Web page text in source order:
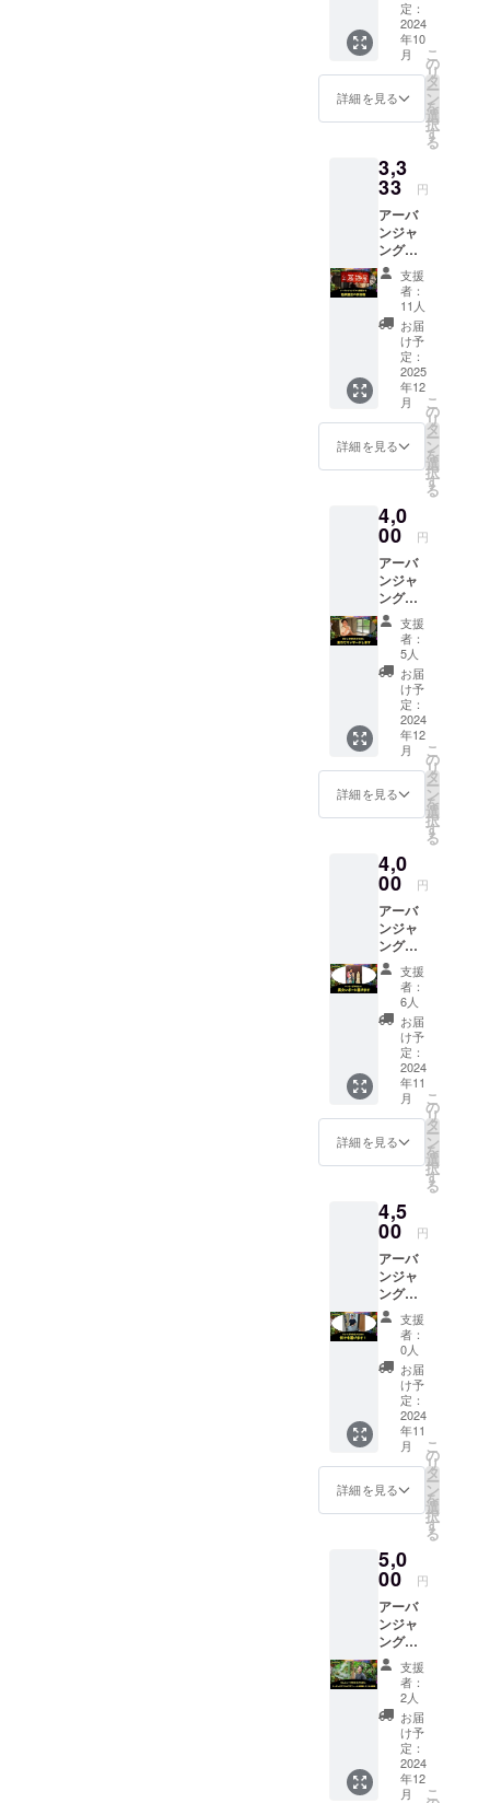
たしま
す。 ※
有効期
限：
2024年
12月末
内に限
定いた
します
（推
奨：駒
澤大
学・三
軒茶屋
域）。
※ご自身
の交通
費・当
日の飲
食費は
自己負
担とな
承くだ
さい。
満の者
による
飲酒は
法令で
禁止さ
れてい
ます。
20歳未
満の方
はこの
リター
ンを選
ませ
ん。
てもい
い権利
冷蔵庫
の中も
のを勝
手に
使って
もいい
（賞味
期限・
消費期
限が近
いもの
から使
いま
しょ
う） み
んなで
一緒に
食べる
とより
美味し
いで
す。 ＊
有効期
日
定：
2024
年10
月
詳細を見る
こ
の
リ
タ
ー
ン
を
選
択
す
る
3,3
33 円
アーバ
ンジャ
ングル
で初め
て開催
する色
欲屋台
の参加
権 １ド
リンク
１品付
き 予約
の方法
やその
他詳細
につい
メール
にてご
案内致
します
。 ＊有
効期
限：
2025年
12月末
日 ※食
べれな
いも
の、ア
レル
ギーが
あるの
もは事
い。
支援
者：
11人
お届
け予
定：
2025
年12
月
詳細を見る
こ
の
リ
タ
ー
ン
を
選
択
す
る
4,0
00 円
アーバ
ンジャ
ングル
メン
バーの
あいこ
が、15
分あな
たを全
力で
マッ
サージ
しま
す。予
約の方
法やそ
細につ
いては
メール
にてご
案内致
します
。 ＊有
効期
限：
2024年
12月末
日 ※公
序良俗
に反す
る内
容、法
令に違
受けで
きませ
ん。
支援
者：
5人
お届
け予
定：
2024
年12
月
詳細を見る
こ
の
リ
タ
ー
ン
を
選
択
す
る
4,0
00 円
アーバ
ンジャ
ングル
メン
バーの
いっ
ちー
が、あ
なたの
ために
長文レ
ポート
を書き
ます。
イベン
トの体
告知記
事をは
じめ、
インタ
ビュー
や読書
感想文
など幅
広く対
応可能
です。
いっ
ちーの
執筆実
績につ
いては
本プロ
にURL
を記載
してお
りま
す。 ※
備考欄
に名前
を記入
してく
ださ
い。
支援
者：
6人
お届
け予
定：
2024
年11
月
詳細を見る
こ
の
リ
タ
ー
ン
を
選
択
す
る
4,5
00 円
アーバ
ンジャ
ングル
メン
バーの
ゲンツ
があな
たのた
めに何
でも運
びます
スク
ワット
200キロ
の記録
を持つ
は重い
ものを
運ぶの
が得意
です。
洗濯機
なら排
水ホー
スをつ
けてく
れた
り、気
の利い
た事を
支援
者：
0人
お届
け予
定：
2024
年11
月
詳細を見る
こ
の
リ
タ
ー
ン
を
選
択
す
る
5,0
00 円
アーバ
ンジャ
ングル
メン
バーの
たん
にぃ～
が、あ
なたの
マッチ
ングサ
イトの
支援
者：
2人
お届
け予
定：
2024
年12
月
こ